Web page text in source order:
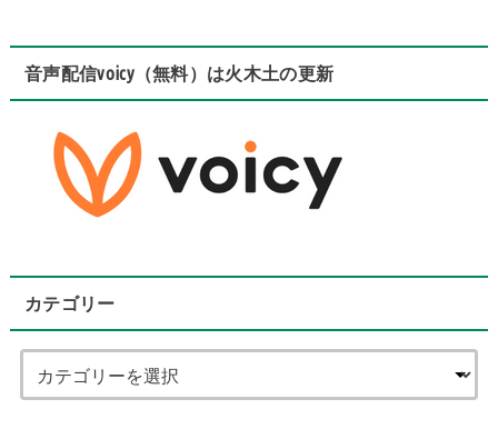
音声配信voicy（無料）は火木土の更新
カテゴリー